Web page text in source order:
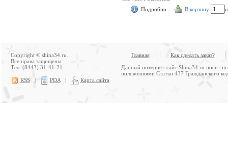
Подробно В корзину
Copyright © shina34.ru.
Все права защищены.
Тел. (8443) 31-41-21
RSS | PDA | Карта сайта
Главная
Как сделать заказ?
Данный интернет-сайт Shina34.ru носит
положениями Статьи 437 Гражданского